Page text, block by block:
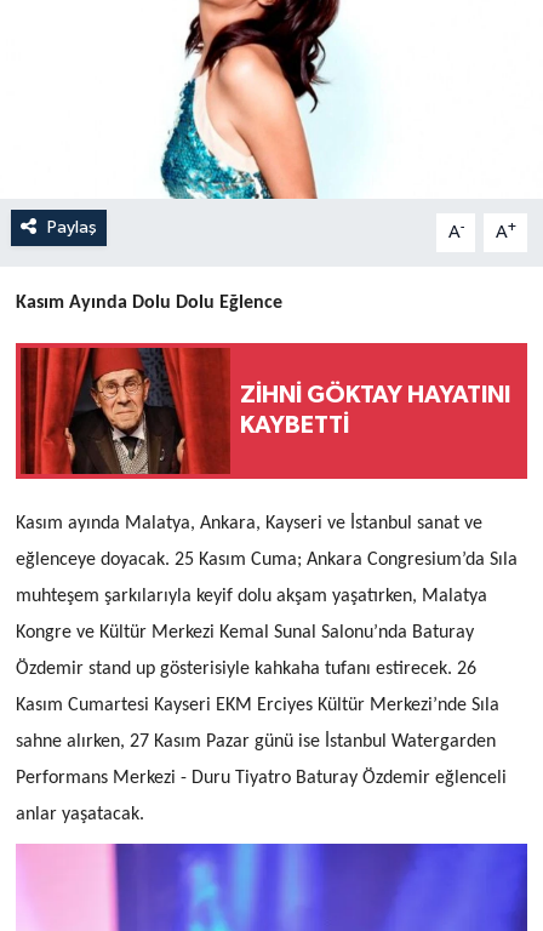
Paylaş A- A+
Kasım Ayında Dolu Dolu Eğlence
ZİHNİ GÖKTAY HAYATINI
KAYBETTİ
Kasım ayında Malatya, Ankara, Kayseri ve İstanbul sanat ve
eğlenceye doyacak. 25 Kasım Cuma; Ankara Congresium’da Sıla
muhteşem şarkılarıyla keyif dolu akşam yaşatırken, Malatya
Kongre ve Kültür Merkezi Kemal Sunal Salonu’nda Baturay
Özdemir stand up gösterisiyle kahkaha tufanı estirecek. 26
Kasım Cumartesi Kayseri EKM Erciyes Kültür Merkezi’nde Sıla
sahne alırken, 27 Kasım Pazar günü ise İstanbul Watergarden
Performans Merkezi - Duru Tiyatro Baturay Özdemir eğlenceli
anlar yaşatacak.